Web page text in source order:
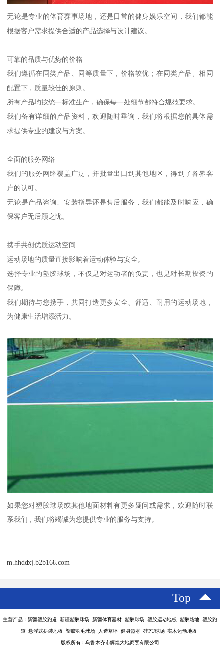
无论是专业的体育赛事场地，还是日常的健身娱乐空间，我们都能
根据客户需求提供合适的产品选择与设计建议。
可靠的品质与优势的价格
我们遵循在同类产品、同等质量下，价格较优；在同类产品、相同
配置下，质量较佳的原则。
所有产品均按统一标准生产，确保每一处细节都符合规范要求。
我们备有详细的产品资料，欢迎随时垂询，我们将根据您的具体需
求提供专业的建议与方案。
全面的服务网络
我们的服务网络覆盖广泛，并批量出口到其他地区，得到了各界客
户的认可。
无论是产品咨询、安装指导还是售后服务，我们都能及时响应，确
保客户无后顾之忧。
携手共创优质运动空间
运动场地的质量直接影响着运动体验与安全。
选择专业的塑胶球场，不仅是对运动者的负责，也是对长期投资的
保障。
我们期待与您携手，共同打造更多安全、舒适、耐用的运动场地，
为健康生活增添活力。
如果您对塑胶球场或其他地面材料有更多疑问或需求，欢迎随时联
系我们，我们将竭诚为您提供专业的服务与支持。
m.hhddxj.b2b168.com
Top
主营产品：新疆塑胶跑道 新疆塑胶球场 新疆体育器材 塑胶球场 塑胶运动地板 塑胶场地 塑胶跑
道 悬浮式拼装地板 塑胶羽毛球场 人造草坪 健身器材 硅PU球场 实木运动地板
版权所有：乌鲁木齐市辉煌大地商贸有限公司